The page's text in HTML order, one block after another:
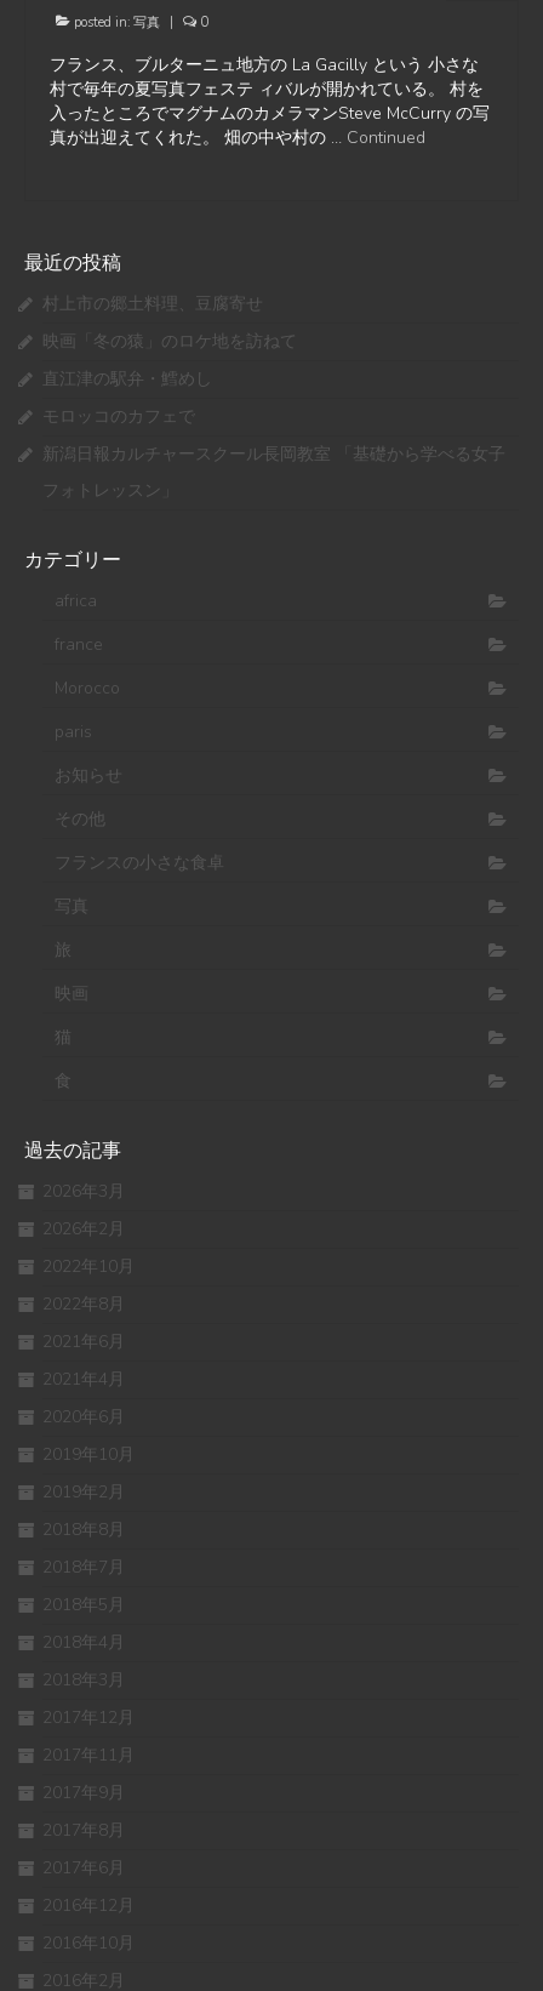
posted in: 写真 0
フランス、ブルターニュ地方の La Gacilly という 小さな
村で毎年の夏写真フェステ ィバルが開かれている。 村を
入ったところでマグナムのカメラマンSteve McCurry の写
真が出迎えてくれた。 畑の中や村の … Continued
最近の投稿
村上市の郷土料理、豆腐寄せ
映画「冬の猿」のロケ地を訪ねて
直江津の駅弁・鱈めし
モロッコのカフェで
新潟日報カルチャースクール長岡教室 「基礎から学べる女子
フォトレッスン」
カテゴリー
africa
france
Morocco
paris
お知らせ
その他
フランスの小さな食卓
写真
旅
映画
猫
食
過去の記事
2026年3月
2026年2月
2022年10月
2022年8月
2021年6月
2021年4月
2020年6月
2019年10月
2019年2月
2018年8月
2018年7月
2018年5月
2018年4月
2018年3月
2017年12月
2017年11月
2017年9月
2017年8月
2017年6月
2016年12月
2016年10月
2016年2月